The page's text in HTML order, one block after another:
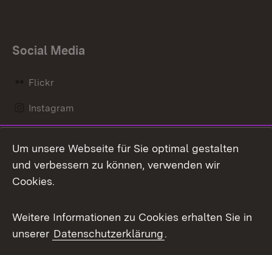
Social Media
Flickr
Instagram
Mastodon
Messenger
Social Wall
X / Twitter
Um unsere Webseite für Sie optimal gestalten
und verbessern zu können, verwenden wir
Cookies.
Weitere Informationen zu Cookies erhalten Sie in
unserer Datenschutzerklärung.